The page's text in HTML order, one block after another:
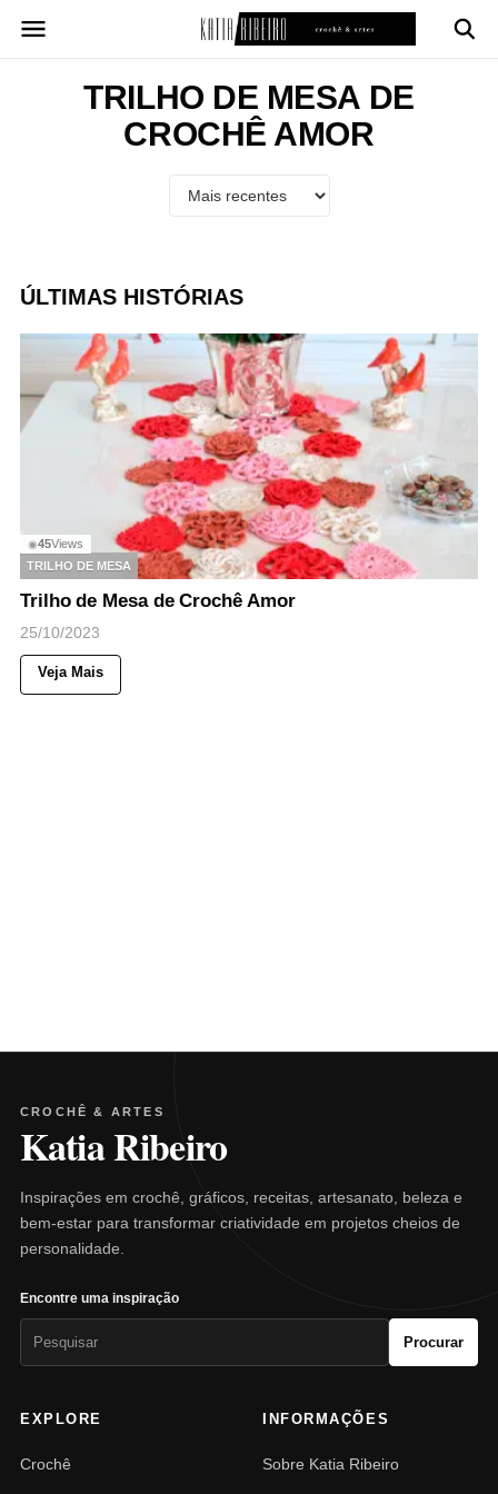
para
TRILHO DE MESA DE
CROCHÊ AMOR
ÚLTIMAS HISTÓRIAS
◉45Views
TRILHO DE MESA
Trilho de Mesa de Crochê Amor
25/10/2023
Veja Mais
CROCHÊ & ARTES
Katia Ribeiro
Inspirações em crochê, gráficos, receitas, artesanato, beleza e
bem-estar para transformar criatividade em projetos cheios de
personalidade.
Encontre uma inspiração
Procurar
EXPLORE
Crochê
INFORMAÇÕES
Sobre Katia Ribeiro